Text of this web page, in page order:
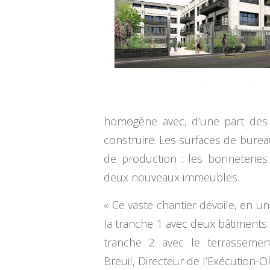
homogène avec, d’une part
construire. Les surfaces de
de production : les
deux nouveaux immeubles.
« Ce vaste chantier dévoile, en
la tranche 1 avec deux
tranche 2 avec le
Breuil, Directeur de l’Exécution-